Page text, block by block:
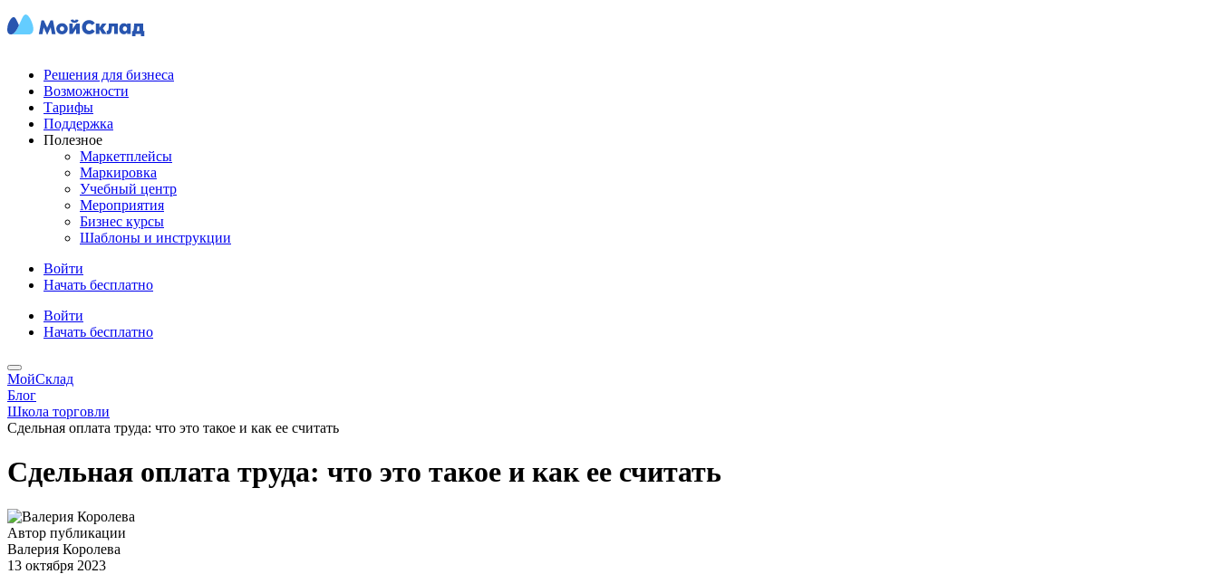
Решения для бизнеса
Возможности
Тарифы
Поддержка
Полезное
Маркетплейсы
Маркировка
Учебный центр
Мероприятия
Бизнес курсы
Шаблоны и инструкции
Войти
Начать бесплатно
Войти
Начать бесплатно
МойСклад
Блог
Школа торговли
Сдельная оплата труда: что это такое и как ее считать
Сдельная оплата труда: что это такое и как ее считать
Автор публикации
Валерия Королева
13 октября 2023